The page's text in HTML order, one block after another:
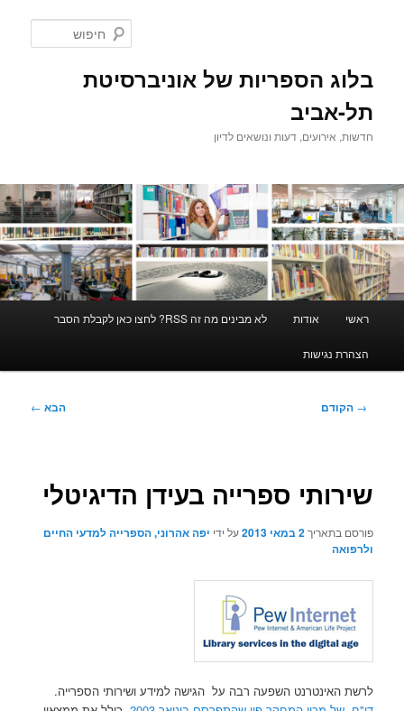
בלוג הספריות של אוניברסיטת
תל-אביב
חדשות, אירועים, דעות ונושאים לדיון
ראשי אודות לא מבינים מה זה RSS? לחצו כאן לקבלת הסבר
הצהרת נגישות
ניווט
→ הקודם הבא ←
שירותי ספרייה בעידן הדיגיטלי
פורסם בתאריך2 במאי 2013 על ידי יפה אהרוני, הספרייה למדעי החיים
ולרפואה
לרשת האינטרנט השפעה רבה על הגישה למידע ושירותי הספרייה.